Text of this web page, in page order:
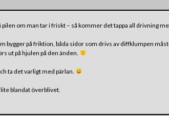
pilen om man tar i friskt – så kommer det tappa all drivning
bygger på friktion, båda sidor som drivs av diffklumpen
ut på hjulen på den änden.
ta det varligt med pärlan.
blandat överblivet.